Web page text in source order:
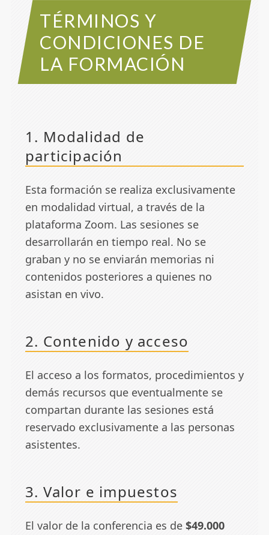
TÉRMINOS Y
CONDICIONES DE
LA FORMACIÓN
1. Modalidad de
participación
Esta formación se realiza exclusivamente
en modalidad virtual, a través de la
plataforma Zoom. Las sesiones se
desarrollarán en tiempo real. No se
graban y no se enviarán memorias ni
contenidos posteriores a quienes no
asistan en vivo.
2. Contenido y acceso
El acceso a los formatos, procedimientos y
demás recursos que eventualmente se
compartan durante las sesiones está
reservado exclusivamente a las personas
asistentes.
3. Valor e impuestos
El valor de la conferencia es de $49.000